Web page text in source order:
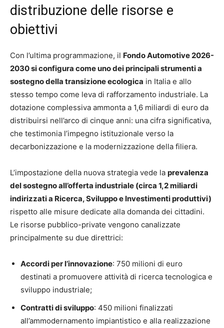
distribuzione delle risorse e
obiettivi
Con l’ultima programmazione, il Fondo Automotive 2026-
2030 si configura come uno dei principali strumenti a
sostegno della transizione ecologica in Italia e allo
stesso tempo come leva di rafforzamento industriale. La
dotazione complessiva ammonta a 1,6 miliardi di euro da
distribuirsi nell’arco di cinque anni: una cifra significativa,
che testimonia l’impegno istituzionale verso la
decarbonizzazione e la modernizzazione della filiera.
L’impostazione della nuova strategia vede la prevalenza
del sostegno all’offerta industriale (circa 1,2 miliardi
indirizzati a Ricerca, Sviluppo e Investimenti produttivi)
rispetto alle misure dedicate alla domanda dei cittadini.
Le risorse pubblico-private vengono canalizzate
principalmente su due direttrici:
Accordi per l’innovazione: 750 milioni di euro
destinati a promuovere attività di ricerca tecnologica e
sviluppo industriale;
Contratti di sviluppo: 450 milioni finalizzati
all’ammodernamento impiantistico e alla realizzazione